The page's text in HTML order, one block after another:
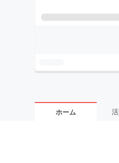
ホーム